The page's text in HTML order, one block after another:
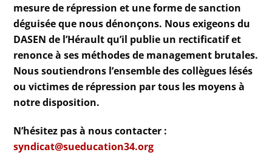
mesure de répression et une forme de sanction
déguisée que nous dénonçons. Nous exigeons du
DASEN de l’Hérault qu’il publie un rectificatif et
renonce à ses méthodes de management brutales.
Nous soutiendrons l’ensemble des collègues lésés
ou victimes de répression par tous les moyens à
notre disposition.
N’hésitez pas à nous contacter :
syndicat@sueducation34.org